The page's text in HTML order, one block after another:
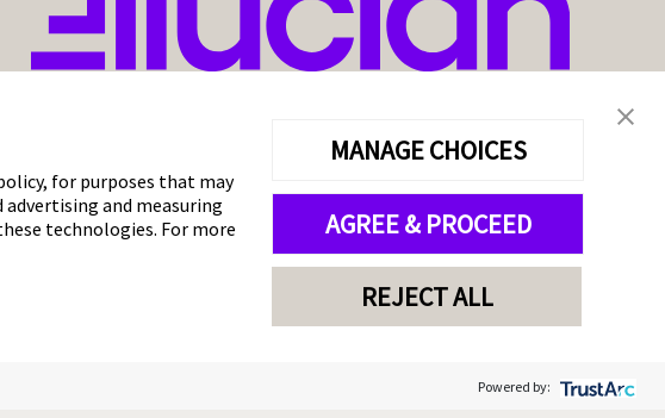
for purposes that may
and measuring
technologies. For more
MANAGE CHOICES
AGREE & PROCEED
REJECT ALL
Powered by: